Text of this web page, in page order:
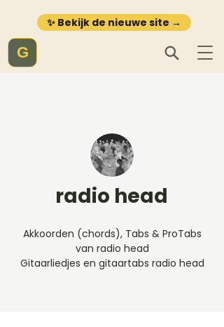
✨ Bekijk de nieuwe site →
G
radio head
Akkoorden (chords), Tabs & ProTabs
van radio head
Gitaarliedjes en gitaartabs radio head